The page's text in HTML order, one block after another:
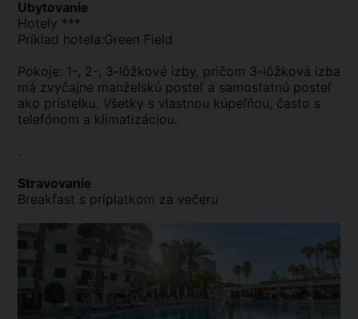
Ubytovanie
Hotely ***
Príklad hotela:Green Field
Pokoje: 1-, 2-, 3-lôžkové izby, pričom 3-lôžková izba
má zvyčajne manželskú posteľ a samostatnú posteľ
ako prístelku. Všetky s vlastnou kúpeľňou, často s
telefónom a klimatizáciou.
.
Stravovanie
Breakfast s príplatkom za večeru